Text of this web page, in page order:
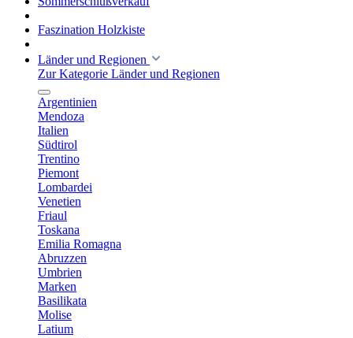
Faszination Holzkiste
Länder und Regionen
Zur Kategorie Länder und Regionen
Argentinien
Mendoza
Italien
Südtirol
Trentino
Piemont
Lombardei
Venetien
Friaul
Toskana
Emilia Romagna
Abruzzen
Umbrien
Marken
Basilikata
Molise
Latium